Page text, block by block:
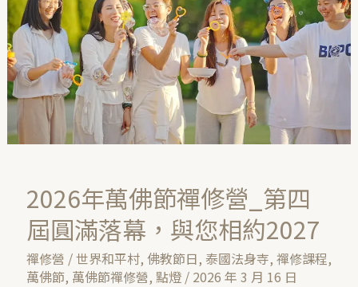
2026年萬佛節禪修營_第四
屆圓滿落幕，與您相約2027
禪修營 /世界和平村, 佛教節日, 泰國法身寺, 禪修課程,
萬佛節, 萬佛節禪修營, 點燈/ 2026 年 3 月 16 日
禪
修
營
_
第
滿
落
幕，
與